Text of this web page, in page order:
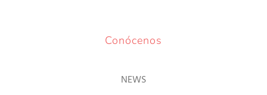
Conócenos
NEWS